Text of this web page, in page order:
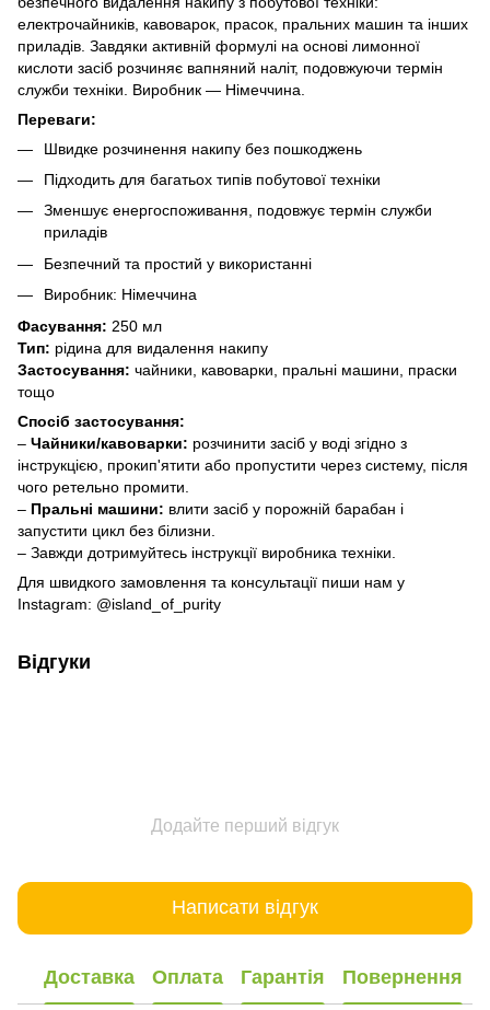
електрочайників, кавоварок, прасок, пральних машин та інших
приладів. Завдяки активній формулі на основі лимонної
кислоти засіб розчиняє вапняний наліт, подовжуючи термін
служби техніки. Виробник — Німеччина.
Переваги:
Швидке розчинення накипу без пошкоджень
Підходить для багатьох типів побутової техніки
Зменшує енергоспоживання, подовжує термін служби
приладів
Безпечний та простий у використанні
Виробник: Німеччина
Фасування: 250 мл
Тип: рідина для видалення накипу
Застосування: чайники, кавоварки, пральні машини, праски
тощо
Спосіб застосування:
– Чайники/кавоварки: розчинити засіб у воді згідно з
інструкцією, прокип'ятити або пропустити через систему, після
чого ретельно промити.
– Пральні машини: влити засіб у порожній барабан і
запустити цикл без білизни.
– Завжди дотримуйтесь інструкції виробника техніки.
Для швидкого замовлення та консультації пиши нам у
Instagram: @island_of_purity
Відгуки
Додайте перший відгук
Написати відгук
Доставка Оплата Гарантія Повернення